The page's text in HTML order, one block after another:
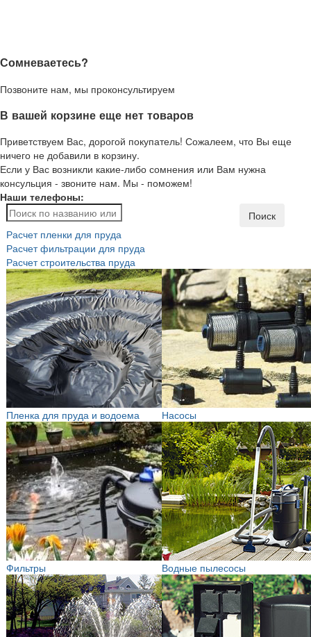
Сомневаетесь?
Позвоните нам, мы проконсультируем
В вашей корзине еще нет товаров
Приветствуем Вас, дорогой покупатель! Сожалеем, что Вы еще
ничего не добавили в корзину.
Если у Вас возникли какие-либо сомнения или Вам нужна
консульция - звоните нам. Мы - поможем!
Наши телефоны:
Поиск
Расчет пленки для пруда
Расчет фильтрации для пруда
Расчет строительства пруда
Пленка для пруда и водоема Насосы
Фильтры Водные пылесосы